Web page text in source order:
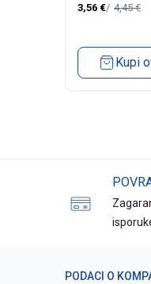
150M
3,56 € 4,45€
Kupi
PODACI O